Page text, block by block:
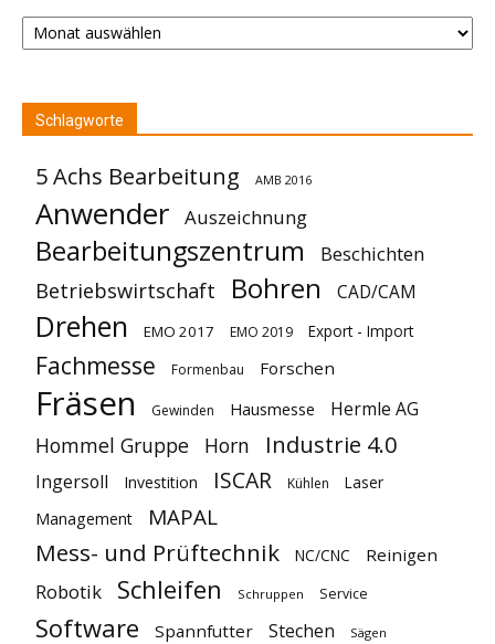
Archiv
Schlagworte
5 Achs Bearbeitung AMB 2016
Anwender Auszeichnung
Bearbeitungszentrum Beschichten
Betriebswirtschaft Bohren CAD/CAM
Drehen EMO 2017 EMO 2019 Export - Import
Fachmesse Formenbau Forschen
Fräsen Gewinden Hausmesse Hermle AG
Hommel Gruppe Horn Industrie 4.0
Ingersoll Investition ISCAR Kühlen
Laser
Management
MAPAL
Mess- und Prüftechnik NC/CNC Reinigen
Robotik Schleifen Schruppen Service
Software Spannfutter Stechen Sägen